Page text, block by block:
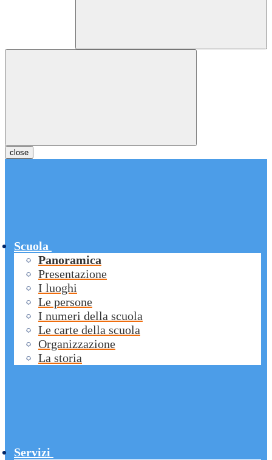
close
Scuola
Panoramica
Presentazione
I luoghi
Le persone
I numeri della scuola
Le carte della scuola
Organizzazione
La storia
Servizi